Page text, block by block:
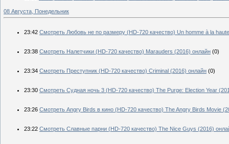
08 Августа, Понедельник
23:42 Смотреть Любовь не по размеру (HD-720 качество) Un homme à la
23:38 Смотреть Налетчики (HD-720 качество) Marauders (2016) онлайн (0)
23:34 Смотреть Преступник (HD-720 качество) Criminal (2016) онлайн (0)
23:30 Смотреть Судная ночь 3 (HD-720 качество) The Purge: Election Year
23:26 Смотреть Angry Birds в кино (HD-720 качество) The Angry Birds Movie
23:22 Смотреть Славные парни (HD-720 качество) The Nice Guys (2016)